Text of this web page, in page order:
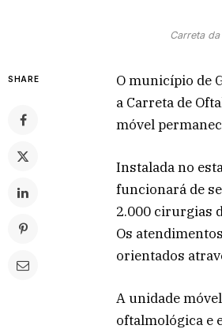
Carreta
SHARE
O município de
a Carreta de
móvel
Instalada no
funcionará de
2.000 cirurgias
Os
orientados
A unidade
oftalmológica e